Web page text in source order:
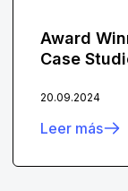
Award
Case
20.09.2024
Leer más